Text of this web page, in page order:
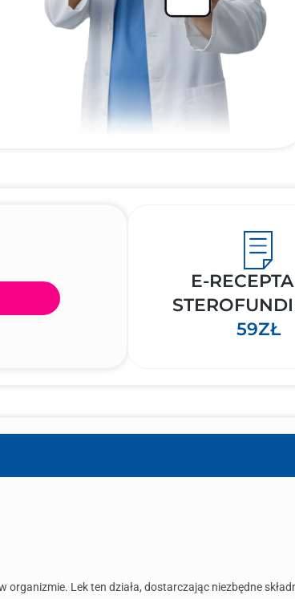
E-
59ZŁ
organizmie. Lek ten działa, dostarczając niezbędne